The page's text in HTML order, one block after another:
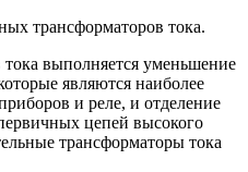
трансформаторов тока.
выполняется уменьшение
являются наиболее
и реле, и отделение
цепей высокого
трансформаторы тока